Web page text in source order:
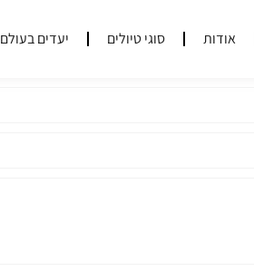
אודות סוגי טיולים יעדים בעולם